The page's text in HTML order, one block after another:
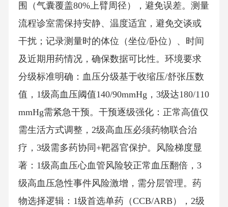
围（气囊覆盖80%上臂周径），避免误差。测量
流程诊室需保持安静、温度适宜，避免交谈或
干扰；记录测量时的体位（坐位/卧位）、时间
及近期用药情况，确保数据可比性。环境要求
分级标准明确：血压分级基于收缩压/舒张压数
值，1级高血压阈值140/90mmHg，3级达180/110
mmHg需紧急干预。干预逐级强化：正常高值仅
需生活方式调整，2级高血压必须药物联合治
疗，3级需多药协同+靶器官保护。风险梯度显
著：1级高血压心血管风险较正常血压翻倍，3
级高血压急性事件风险激增，需分层管理。药
物选择逻辑：1级首选单药（CCB/ARB），2级